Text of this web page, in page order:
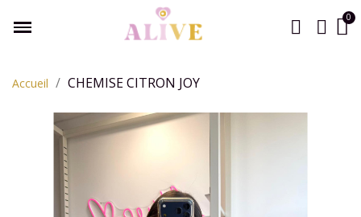
Accueil CHEMISE CITRON JOY